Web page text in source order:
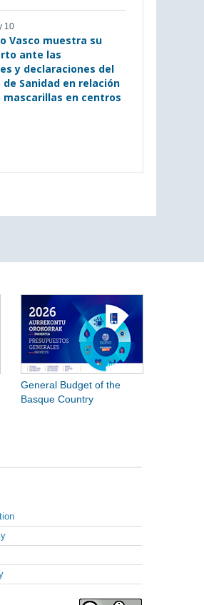
10
Vasco muestra su
ante las
y declaraciones del
Sanidad en relación
mascarillas en centros
General Budget of the
Basque Country